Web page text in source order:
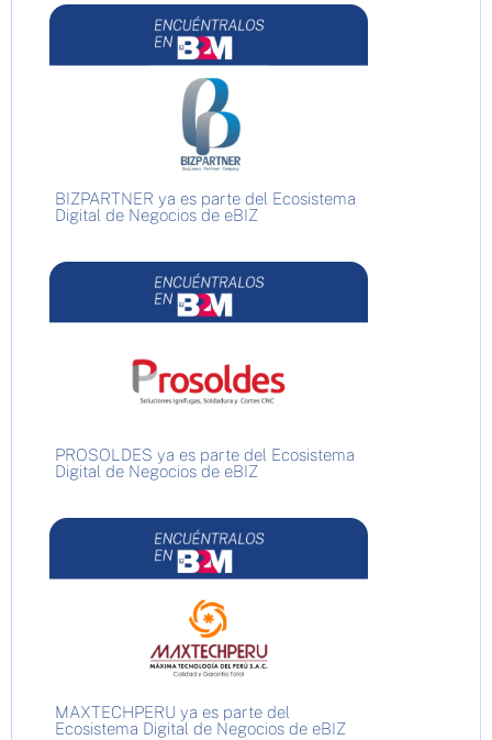
BIZPARTNER ya es parte del Ecosistema
Digital de Negocios de eBIZ
PROSOLDES ya es parte del Ecosistema
Digital de Negocios de eBIZ
MAXTECHPERU ya es parte del
Ecosistema Digital de Negocios de eBIZ